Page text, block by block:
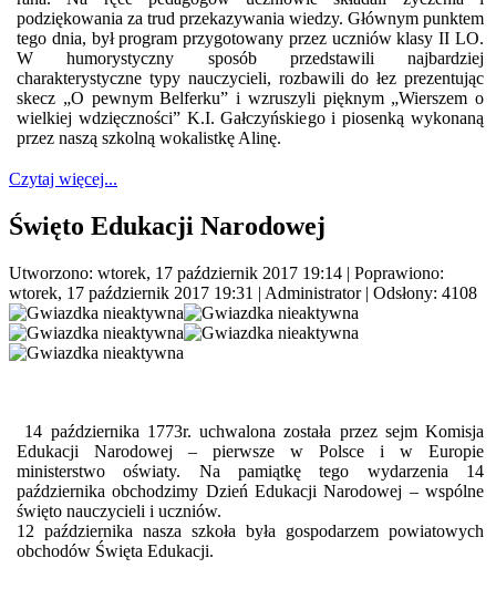
podziękowania za trud przekazywania wiedzy. Głównym punktem
tego dnia, był program przygotowany przez uczniów klasy II LO.
W humorystyczny sposób przedstawili najbardziej
charakterystyczne typy nauczycieli, rozbawili do łez prezentując
skecz „O pewnym Belferku” i wzruszyli pięknym „Wierszem o
wielkiej wdzięczności” K.I. Gałczyńskiego i piosenką wykonaną
przez naszą szkolną wokalistkę Alinę.
Czytaj więcej...
Święto Edukacji Narodowej
Utworzono: wtorek, 17 październik 2017 19:14 | Poprawiono:
wtorek, 17 październik 2017 19:31 | Administrator| Odsłony: 4108
14 października 1773r. uchwalona została przez sejm Komisja
Edukacji Narodowej – pierwsze w Polsce i w Europie
ministerstwo oświaty. Na pamiątkę tego wydarzenia 14
października obchodzimy Dzień Edukacji Narodowej – wspólne
święto nauczycieli i uczniów.
12 października nasza szkoła była gospodarzem powiatowych
obchodów Święta Edukacji.